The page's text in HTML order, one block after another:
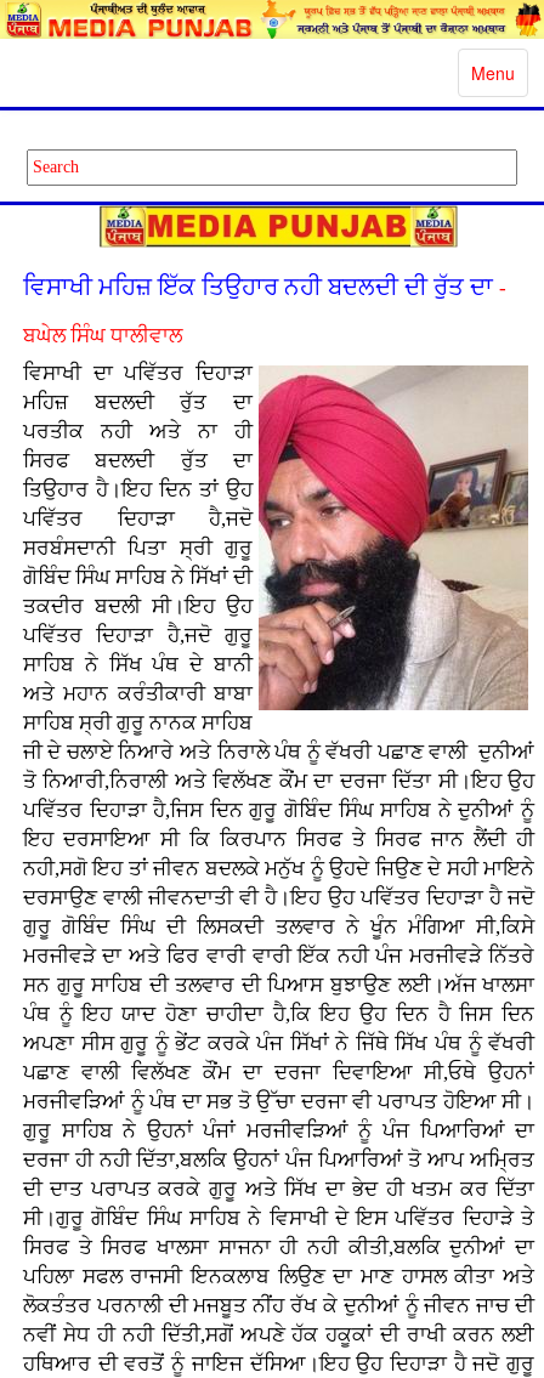
Toggle
Menu
ਵਿਸਾਖੀ ਮਹਿਜ਼ ਇੱਕ ਤਿਉਹਾਰ ਨਹੀ ਬਦਲਦੀ ਦੀ ਰੁੱਤ ਦਾ -
ਬਘੇਲ ਸਿੰਘ ਧਾਲੀਵਾਲ
ਵਿਸਾਖੀ ਦਾ ਪਵਿੱਤਰ ਦਿਹਾੜਾ
ਮਹਿਜ਼ ਬਦਲਦੀ ਰੁੱਤ ਦਾ
ਪਰਤੀਕ ਨਹੀ ਅਤੇ ਨਾ ਹੀ
ਸਿਰਫ ਬਦਲਦੀ ਰੁੱਤ ਦਾ
ਤਿਉਹਾਰ ਹੈ।ਇਹ ਦਿਨ ਤਾਂ ਉਹ
ਪਵਿੱਤਰ ਦਿਹਾੜਾ ਹੈ,ਜਦੋ
ਸਰਬੰਸਦਾਨੀ ਪਿਤਾ ਸ੍ਰੀ ਗੁਰੂ
ਗੋਬਿੰਦ ਸਿੰਘ ਸਾਹਿਬ ਨੇ ਸਿੱਖਾਂ ਦੀ
ਤਕਦੀਰ ਬਦਲੀ ਸੀ।ਇਹ ਉਹ
ਪਵਿੱਤਰ ਦਿਹਾੜਾ ਹੈ,ਜਦੋ ਗੁਰੂ
ਸਾਹਿਬ ਨੇ ਸਿੱਖ ਪੰਥ ਦੇ ਬਾਨੀ
ਅਤੇ ਮਹਾਨ ਕਰੰਤੀਕਾਰੀ ਬਾਬਾ
ਸਾਹਿਬ ਸ੍ਰੀ ਗੁਰੂ ਨਾਨਕ ਸਾਹਿਬ
ਜੀ ਦੇ ਚਲਾਏ ਨਿਆਰੇ ਅਤੇ ਨਿਰਾਲੇ ਪੰਥ ਨੂੰ ਵੱਖਰੀ ਪਛਾਣ ਵਾਲੀ ਦੁਨੀਆਂ
ਤੋ ਨਿਆਰੀ,ਨਿਰਾਲੀ ਅਤੇ ਵਿਲੱਖਣ ਕੌਂਮ ਦਾ ਦਰਜਾ ਦਿੱਤਾ ਸੀ।ਇਹ ਉਹ
ਪਵਿੱਤਰ ਦਿਹਾੜਾ ਹੈ,ਜਿਸ ਦਿਨ ਗੁਰੂ ਗੋਬਿੰਦ ਸਿੰਘ ਸਾਹਿਬ ਨੇ ਦੁਨੀਆਂ ਨੂੰ
ਇਹ ਦਰਸਾਇਆ ਸੀ ਕਿ ਕਿਰਪਾਨ ਸਿਰਫ ਤੇ ਸਿਰਫ ਜਾਨ ਲੈਂਦੀ ਹੀ
ਨਹੀ,ਸਗੋ ਇਹ ਤਾਂ ਜੀਵਨ ਬਦਲਕੇ ਮਨੁੱਖ ਨੂੰ ਉਹਦੇ ਜਿਉਣ ਦੇ ਸਹੀ ਮਾਇਨੇ
ਦਰਸਾਉਣ ਵਾਲੀ ਜੀਵਨਦਾਤੀ ਵੀ ਹੈ।ਇਹ ਉਹ ਪਵਿੱਤਰ ਦਿਹਾੜਾ ਹੈ ਜਦੋ
ਗੁਰੂ ਗੋਬਿੰਦ ਸਿੰਘ ਦੀ ਲਿਸਕਦੀ ਤਲਵਾਰ ਨੇ ਖੂੰਨ ਮੰਗਿਆ ਸੀ,ਕਿਸੇ
ਮਰਜੀਵੜੇ ਦਾ ਅਤੇ ਫਿਰ ਵਾਰੀ ਵਾਰੀ ਇੱਕ ਨਹੀ ਪੰਜ ਮਰਜੀਵੜੇ ਨਿੱਤਰੇ
ਸਨ ਗੁਰੂ ਸਾਹਿਬ ਦੀ ਤਲਵਾਰ ਦੀ ਪਿਆਸ ਬੁਝਾਉਣ ਲਈ।ਅੱਜ ਖਾਲਸਾ
ਪੰਥ ਨੂੰ ਇਹ ਯਾਦ ਹੋਣਾ ਚਾਹੀਦਾ ਹੈ,ਕਿ ਇਹ ਉਹ ਦਿਨ ਹੈ ਜਿਸ ਦਿਨ
ਅਪਣਾ ਸੀਸ ਗੁਰੂ ਨੂੰ ਭੇਂਟ ਕਰਕੇ ਪੰਜ ਸਿੱਖਾਂ ਨੇ ਜਿੱਥੇ ਸਿੱਖ ਪੰਥ ਨੂੰ ਵੱਖਰੀ
ਪਛਾਣ ਵਾਲੀ ਵਿਲੱਖਣ ਕੌਂਮ ਦਾ ਦਰਜਾ ਦਿਵਾਇਆ ਸੀ,ਓਥੇ ਉਹਨਾਂ
ਮਰਜੀਵੜਿਆਂ ਨੂੰ ਪੰਥ ਦਾ ਸਭ ਤੋ ਉੱਚਾ ਦਰਜਾ ਵੀ ਪਰਾਪਤ ਹੋਇਆ ਸੀ।
ਗੁਰੂ ਸਾਹਿਬ ਨੇ ਉਹਨਾਂ ਪੰਜਾਂ ਮਰਜੀਵੜਿਆਂ ਨੂੰ ਪੰਜ ਪਿਆਰਿਆਂ ਦਾ
ਦਰਜਾ ਹੀ ਨਹੀ ਦਿੱਤਾ,ਬਲਕਿ ਉਹਨਾਂ ਪੰਜ ਪਿਆਰਿਆਂ ਤੋ ਆਪ ਅਮ੍ਰਿਤ
ਦੀ ਦਾਤ ਪਰਾਪਤ ਕਰਕੇ ਗੁਰੂ ਅਤੇ ਸਿੱਖ ਦਾ ਭੇਦ ਹੀ ਖਤਮ ਕਰ ਦਿੱਤਾ
ਸੀ।ਗੁਰੂ ਗੋਬਿੰਦ ਸਿੰਘ ਸਾਹਿਬ ਨੇ ਵਿਸਾਖੀ ਦੇ ਇਸ ਪਵਿੱਤਰ ਦਿਹਾੜੇ ਤੇ
ਸਿਰਫ ਤੇ ਸਿਰਫ ਖਾਲਸਾ ਸਾਜਨਾ ਹੀ ਨਹੀ ਕੀਤੀ,ਬਲਕਿ ਦੁਨੀਆਂ ਦਾ
ਪਹਿਲਾ ਸਫਲ ਰਾਜਸੀ ਇਨਕਲਾਬ ਲਿਉਣ ਦਾ ਮਾਣ ਹਾਸਲ ਕੀਤਾ ਅਤੇ
ਲੋਕਤੰਤਰ ਪਰਨਾਲੀ ਦੀ ਮਜਬੂਤ ਨੀਂਹ ਰੱਖ ਕੇ ਦੁਨੀਆਂ ਨੂੰ ਜੀਵਨ ਜਾਚ ਦੀ
ਨਵੀਂ ਸੇਧ ਹੀ ਨਹੀ ਦਿੱਤੀ,ਸਗੋਂ ਅਪਣੇ ਹੱਕ ਹਕੂਕਾਂ ਦੀ ਰਾਖੀ ਕਰਨ ਲਈ
ਹਥਿਆਰ ਦੀ ਵਰਤੋਂ ਨੂੰ ਜਾਇਜ ਦੱਸਿਆ।ਇਹ ਉਹ ਦਿਹਾੜਾ ਹੈ ਜਦੋ ਗੁਰੂ